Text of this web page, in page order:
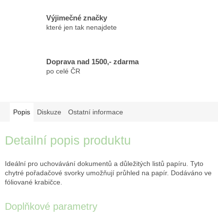
Výjimečné značky
které jen tak nenajdete
Doprava nad 1500,- zdarma
po celé ČR
Popis Diskuze Ostatní informace
Detailní popis produktu
Ideální pro uchovávání dokumentů a důležitých listů papíru. Tyto
chytré pořadačové svorky umožňují průhled na papír. Dodáváno ve
fóliované krabičce.
Doplňkové parametry